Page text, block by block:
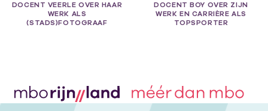
DOCENT VEERLE OVER HAAR
WERK ALS
(STADS)FOTOGRAAF
DOCENT BOY OVER ZIJN
WERK EN CARRIÈRE ALS
TOPSPORTER